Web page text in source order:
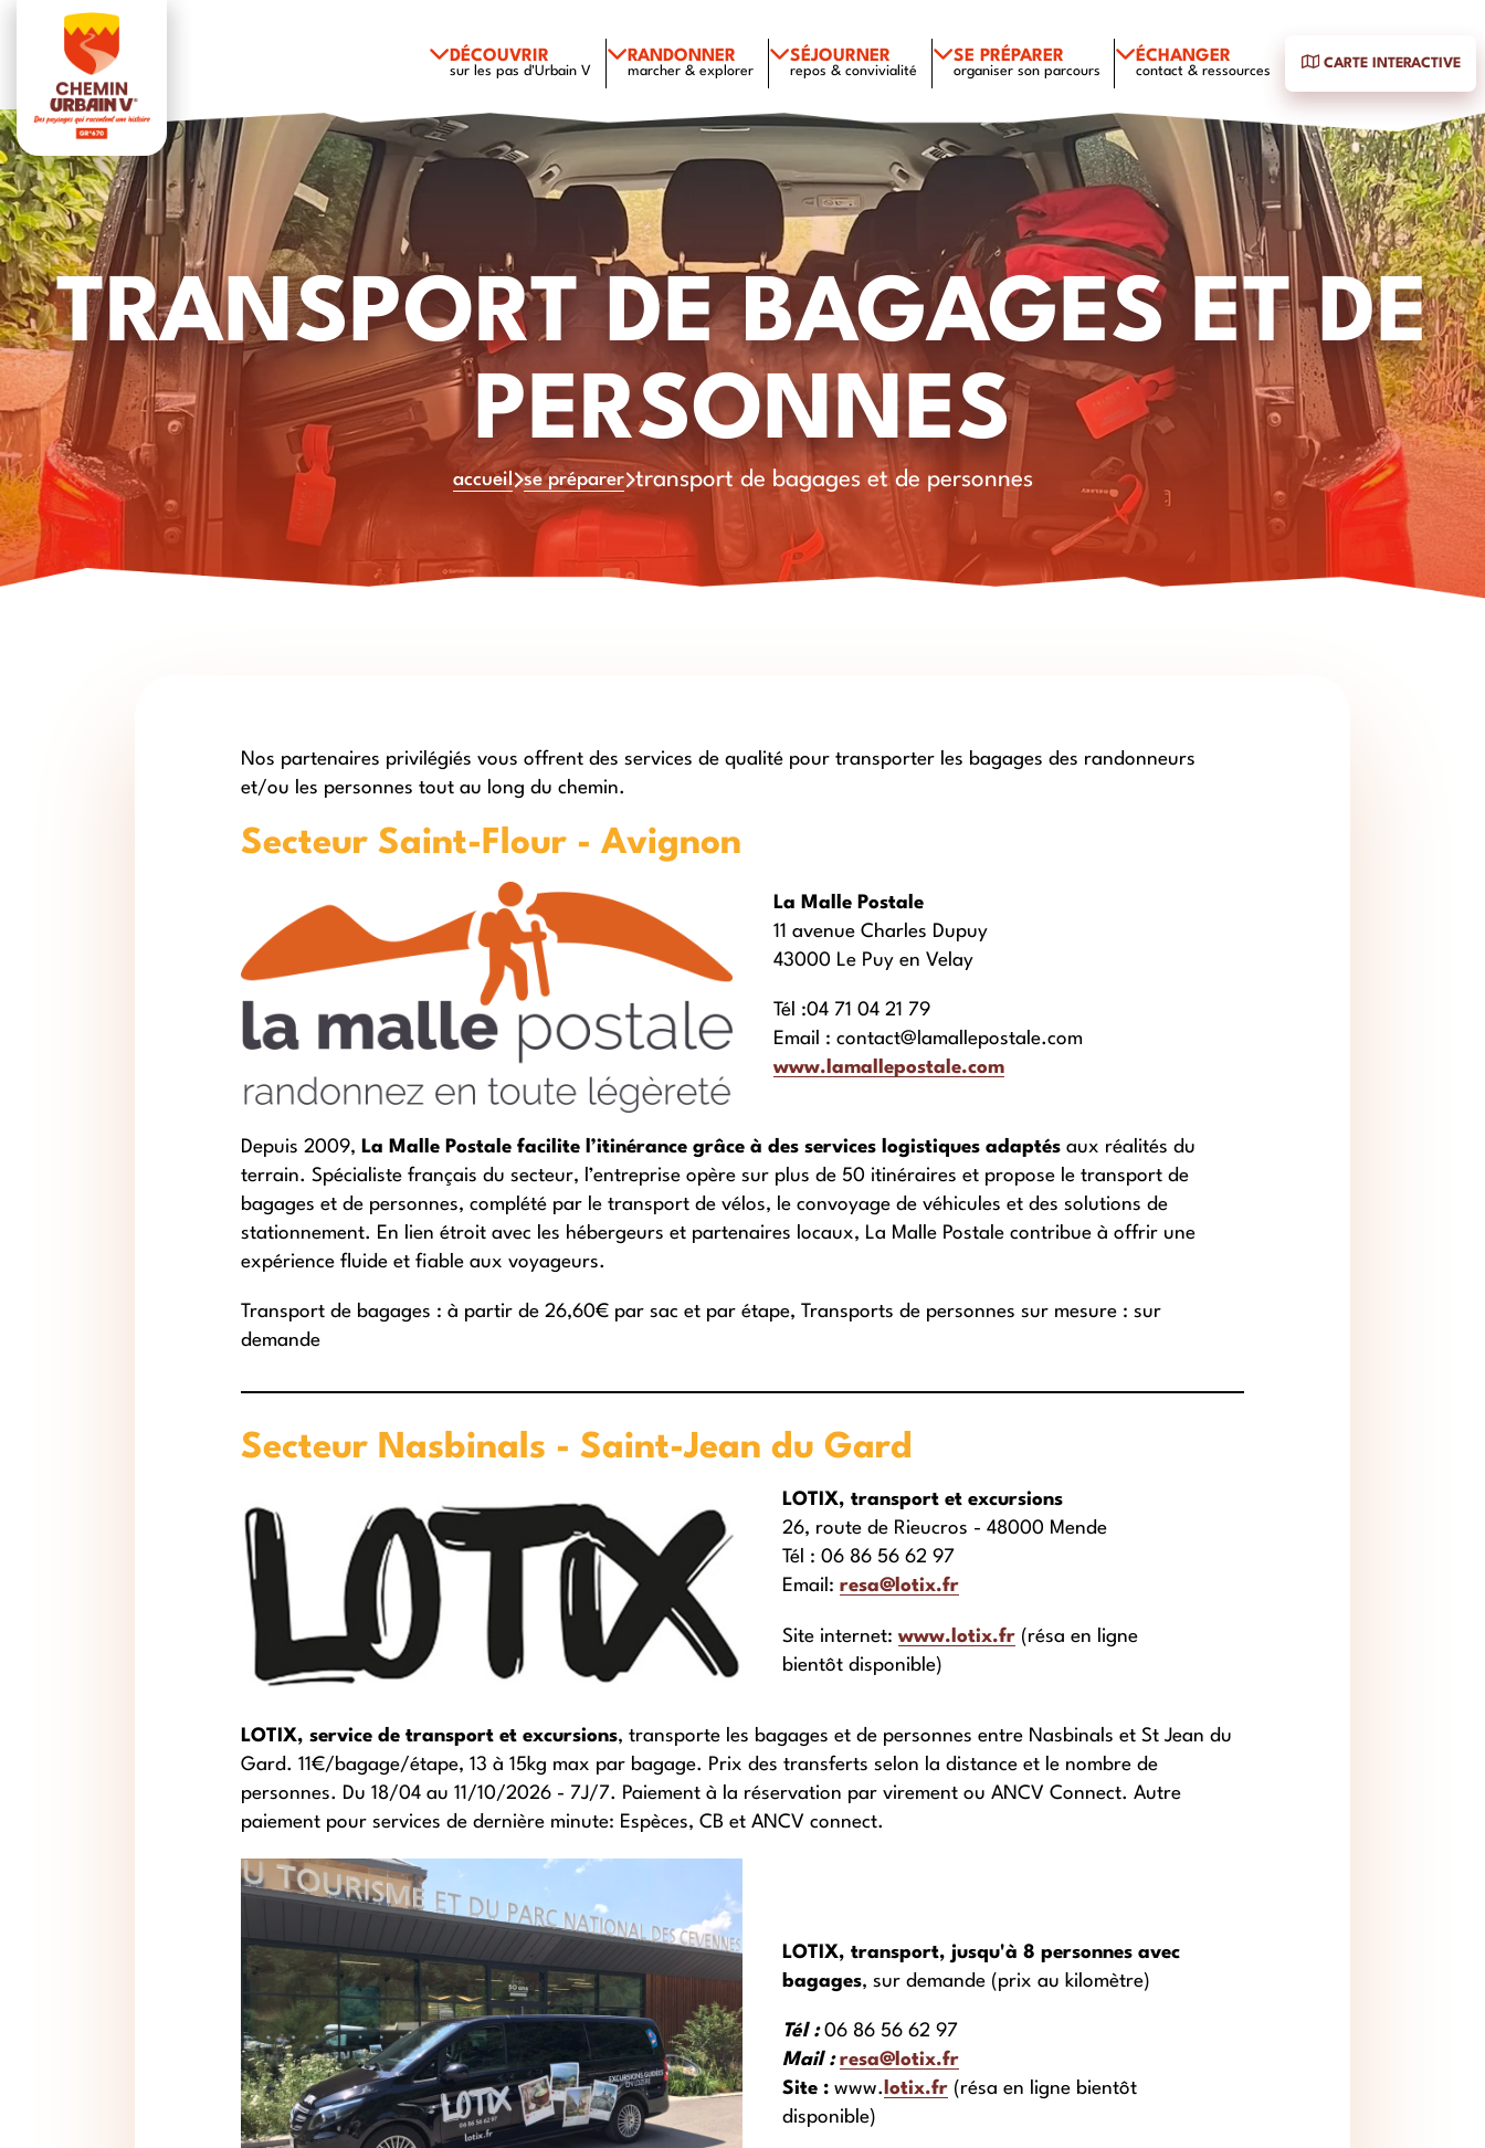
DÉCOUVRIR
sur les pas d'Urbain V
RANDONNER
marcher & explorer
SÉJOURNER
repos & convivialité
SE PRÉPARER
organiser son parcours
ÉCHANGER
contact & ressources
CARTE INTERACTIVE
TRANSPORT DE BAGAGES ET DE
PERSONNES
accueil se préparer transport de bagages et de personnes
Nos partenaires privilégiés vous offrent des services de qualité pour transporter les bagages des randonneurs
et/ou les personnes tout au long du chemin.
Secteur Saint-Flour - Avignon
La Malle Postale
11 avenue Charles Dupuy
43000 Le Puy en Velay
Tél :04 71 04 21 79
Email : contact@lamallepostale.com
www.lamallepostale.com
Depuis 2009, La Malle Postale facilite l’itinérance grâce à des services logistiques adaptés aux réalités du
terrain. Spécialiste français du secteur, l’entreprise opère sur plus de 50 itinéraires et propose le transport de
bagages et de personnes, complété par le transport de vélos, le convoyage de véhicules et des solutions de
stationnement. En lien étroit avec les hébergeurs et partenaires locaux, La Malle Postale contribue à offrir une
expérience fluide et fiable aux voyageurs.
Transport de bagages : à partir de 26,60€ par sac et par étape, Transports de personnes sur mesure : sur
demande
Secteur Nasbinals - Saint-Jean du Gard
LOTIX, transport et excursions
26, route de Rieucros - 48000 Mende
Tél : 06 86 56 62 97
Email:resa@lotix.fr
Site internet:www.lotix.fr (résa en ligne
bientôt disponible)
LOTIX, service de transport et excursions, transporte les bagages et de personnes entre Nasbinals et St Jean du
Gard. 11€/bagage/étape, 13 à 15kg max par bagage. Prix des transferts selon la distance et le nombre de
personnes. Du 18/04 au 11/10/2026 - 7J/7. Paiement à la réservation par virement ou ANCV Connect. Autre
paiement pour services de dernière minute: Espèces, CB et ANCV connect.
LOTIX, transport, jusqu'à 8 personnes avec
bagages, sur demande (prix au kilomètre)
Tél :06 86 56 62 97
Mail : resa@lotix.fr
Site : www.lotix.fr (résa en ligne bientôt
disponible)